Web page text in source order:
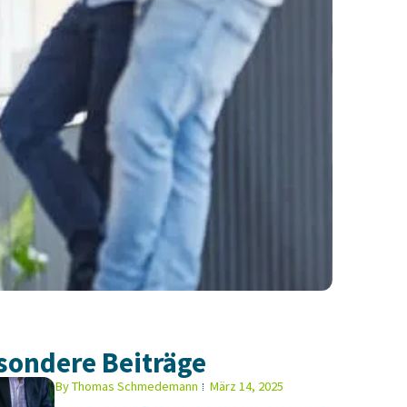
Beiträge
ByThomas Schmedemann März 14, 2025